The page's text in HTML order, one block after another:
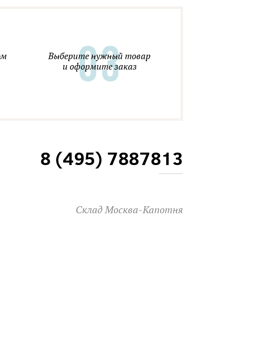
Выберите нужный товар
и оформите заказ
8 (495) 7887813
Склад Москва-Капотня